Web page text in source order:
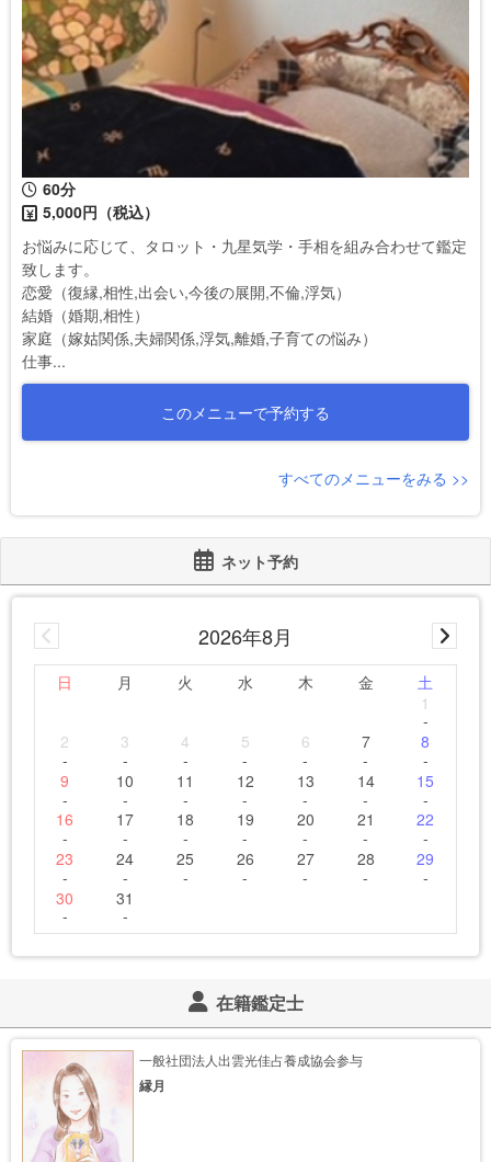
60分
5,000円（税込）
お悩みに応じて、タロット・九星気学・手相を組み合わせて鑑定
致します。
恋愛（復縁,相性,出会い,今後の展開,不倫,浮気）
結婚（婚期,相性）
家庭（嫁姑関係,夫婦関係,浮気,離婚,子育ての悩み）
仕事...
このメニューで予約する
すべてのメニューをみる >>
ネット予約
2026年8月
日 月 火 水 木 金
土
1
-
2
-
3
-
4
-
5
-
6
-
7
-
8
-
9
-
10
-
11
-
12
-
13
-
14
-
15
-
16
-
17
-
18
-
19
-
20
-
21
-
22
-
23
-
24
-
25
-
26
-
27
-
28
-
29
-
30
-
31
-
在籍鑑定士
一般社団法人出雲光佳占養成協会参与
縁月